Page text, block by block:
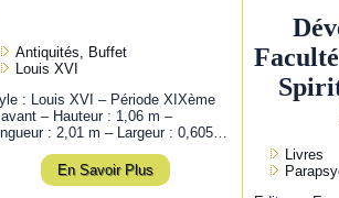
Antiquités, Buffet
Louis XVI
: Louis XVI – Période XIXème
– Hauteur : 1,06 m –
: 2,01 m – Largeur : 0,605…
En Savoir Plus
Livres